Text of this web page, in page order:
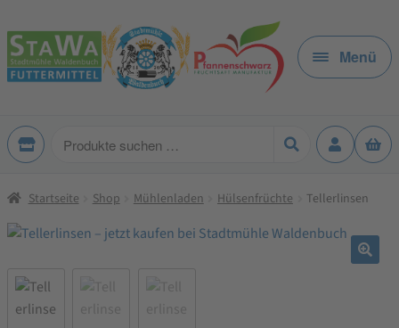
Zur
Navigation
springen
Zum
Inhalt
springen
Menü
Produkte
Startseite Shop Mühlenladen Hülsenfrüchte Tellerlinsen